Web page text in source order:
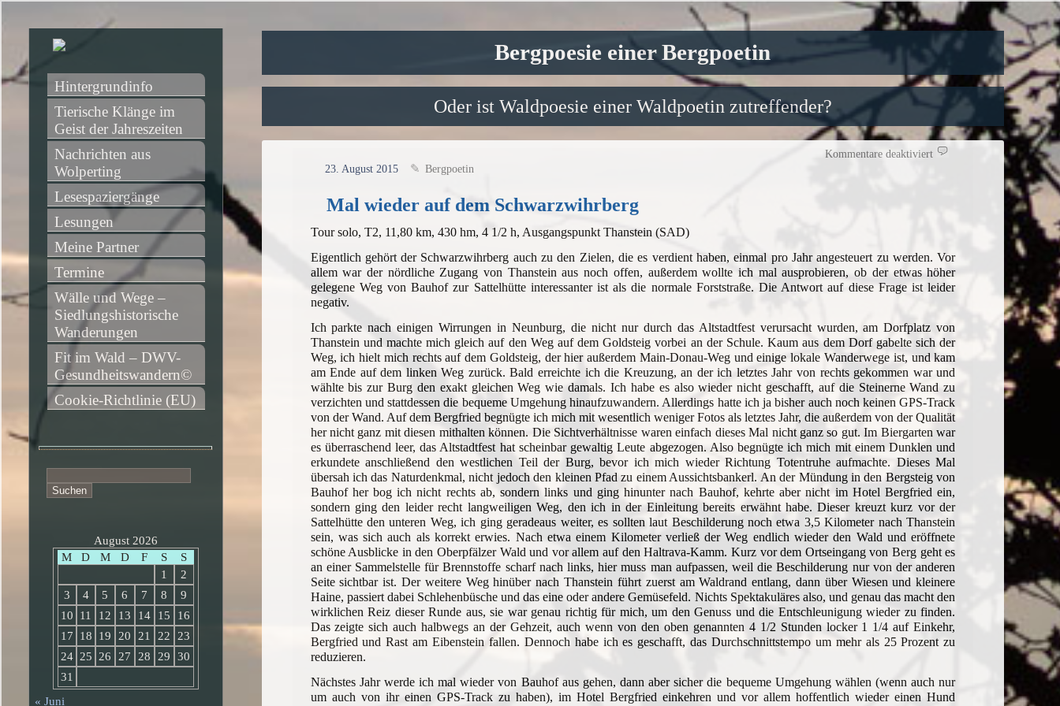
Bergpoesie einer Bergpoetin
Oder ist Waldpoesie einer Waldpoetin zutreffender?
Kommentare deaktiviert für
Mal
Schwarzwihrberg
23. August 2015 Bergpoetin
Mal wieder auf dem Schwarzwihrberg
Tour solo, T2, 11,80 km, 430 hm, 4 1/2 h, Ausgangspunkt Thanstein (SAD)
Eigentlich gehört der Schwarzwihrberg auch zu den Zielen, die es verdient haben, einmal pro Jahr angesteuert zu werden. Vor
allem war der nördliche Zugang von Thanstein aus noch offen, außerdem wollte ich mal ausprobieren, ob der etwas höher
gelegene Weg von Bauhof zur Sattelhütte interessanter ist als die normale Forststraße. Die Antwort auf diese Frage ist leider
negativ.
Ich parkte nach einigen Wirrungen in Neunburg, die nicht nur durch das Altstadtfest verursacht wurden, am Dorfplatz von
Thanstein und machte mich gleich auf den Weg auf dem Goldsteig vorbei an der Schule. Kaum aus dem Dorf gabelte sich der
Weg, ich hielt mich rechts auf dem Goldsteig, der hier außerdem Main-Donau-Weg und einige lokale Wanderwege ist, und kam
am Ende auf dem linken Weg zurück. Bald erreichte ich die Kreuzung, an der ich letztes Jahr von rechts gekommen war und
wählte bis zur Burg den exakt gleichen Weg wie damals. Ich habe es also wieder nicht geschafft, auf die Steinerne Wand zu
verzichten und stattdessen die bequeme Umgehung hinaufzuwandern. Allerdings hatte ich ja bisher auch noch keinen GPS-Track
von der Wand. Auf dem Bergfried begnügte ich mich mit wesentlich weniger Fotos als letztes Jahr, die außerdem von der Qualität
her nicht ganz mit diesen mithalten können. Die Sichtverhältnisse waren einfach dieses Mal nicht ganz so gut. Im Biergarten war
es überraschend leer, das Altstadtfest hat scheinbar gewaltig Leute abgezogen. Also begnügte ich mich mit einem Dunklen und
erkundete anschließend den westlichen Teil der Burg, bevor ich mich wieder Richtung Totentruhe aufmachte. Dieses Mal
übersah ich das Naturdenkmal, nicht jedoch den kleinen Pfad zu einem Aussichtsbankerl. An der Mündung in den Bergsteig von
Bauhof her bog ich nicht rechts ab, sondern links und ging hinunter nach Bauhof, kehrte aber nicht im Hotel Bergfried ein,
sondern ging den leider recht langweiligen Weg, den ich in der Einleitung bereits erwähnt habe. Dieser kreuzt kurz vor der
Sattelhütte den unteren Weg, ich ging geradeaus weiter, es sollten laut Beschilderung noch etwa 3,5 Kilometer nach Thanstein
sein, was sich auch als korrekt erwies. Nach etwa einem Kilometer verließ der Weg endlich wieder den Wald und eröffnete
schöne Ausblicke in den Oberpfälzer Wald und vor allem auf den Haltrava-Kamm. Kurz vor dem Ortseingang von Berg geht es
an einer Sammelstelle für Brennstoffe scharf nach links, hier muss man aufpassen, weil die Beschilderung nur von der anderen
Seite sichtbar ist. Der weitere Weg hinüber nach Thanstein führt zuerst am Waldrand entlang, dann über Wiesen und kleinere
Haine, passiert dabei Schlehenbüsche und das eine oder andere Gemüsefeld. Nichts Spektakuläres also, und genau das macht den
wirklichen Reiz dieser Runde aus, sie war genau richtig für mich, um den Genuss und die Entschleunigung wieder zu finden.
Das zeigte sich auch halbwegs an der Gehzeit, auch wenn von den oben genannten 4 1/2 Stunden locker 1 1/4 auf Einkehr,
Bergfried und Rast am Eibenstein fallen. Dennoch habe ich es geschafft, das Durchschnittstempo um mehr als 25 Prozent zu
reduzieren.
Nächstes Jahr werde ich mal wieder von Bauhof aus gehen, dann aber sicher die bequeme Umgehung wählen (wenn auch nur
um auch von ihr einen GPS-Track zu haben), im Hotel Bergfried einkehren und vor allem hoffentlich wieder einen Hund
Hintergrundinfo
Tierische Klänge im
Geist der Jahreszeiten
Nachrichten aus
Wolperting
Lesespaziergänge
Lesungen
Meine Partner
Termine
Wälle und Wege –
Siedlungshistorische
Wanderungen
Fit im Wald – DWV-
Gesundheitswandern©
Cookie-Richtlinie (EU)
nach:
August 2026
M
D M D F S
S
1
2
3
4 5 6 7 8
9
10
11 12 13 14 15
16
17
18 19 20 21 22
23
24 25 26 27 28 29
30
31
« Juni